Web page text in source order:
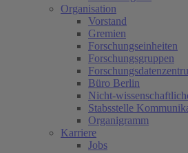
Organisation
Vorstand
Gremien
Forschungseinheiten
Forschungsgruppen
Büro Berlin
Nicht-
Stabsstelle
Organigramm
Karriere
Jobs